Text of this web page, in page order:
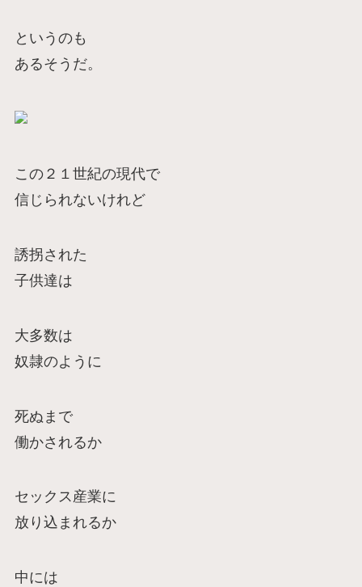
というのも
あるそうだ。
この２１世紀の現代で
信じられないけれど
誘拐された
子供達は
大多数は
奴隷のように
死ぬまで
働かされるか
セックス産業に
放り込まれるか
中には